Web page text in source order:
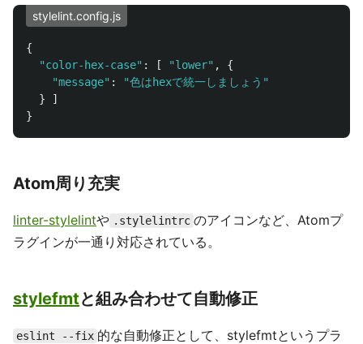
stylelint.config.js
{
"color-hex-case" : [ "lower" ,
{
"message" : "色はhexで統一しましょう "
}
]
}
Atom周り充実
linter-stylelintや .stylelintrc のアイコンなど、Atomプ
ラグインが一通り対応されている。
stylefmtと組み合わせて自動修正
eslint --fix 的な自動修正として、stylefmtというプラ